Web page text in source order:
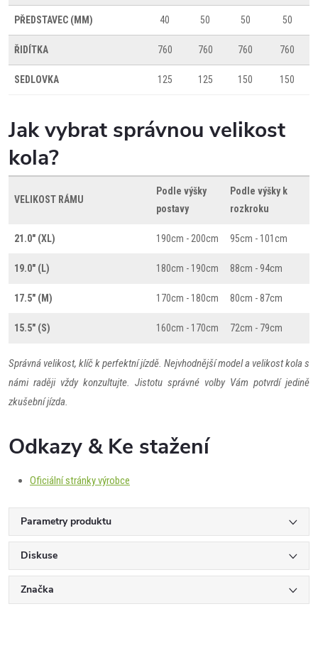
PŘEDSTAVEC (MM) 40 50 50 50
ŘIDÍTKA 760 760 760 760
SEDLOVKA 125 125 150 150
Jak vybrat správnou velikost
kola?
VELIKOST RÁMU
Podle výšky
postavy
Podle výšky k
rozkroku
21.0" (XL) 190cm - 200cm 95cm - 101cm
19.0" (L) 180cm - 190cm 88cm - 94cm
17.5" (M) 170cm - 180cm 80cm - 87cm
15.5" (S) 160cm - 170cm 72cm - 79cm
Správná velikost, klíč k perfektní jízdě. Nejvhodnější model a velikost kola s
námi raději vždy konzultujte. Jistotu správné volby Vám potvrdí jedině
zkušební jízda.
Odkazy & Ke stažení
Oficiální stránky výrobce
Parametry produktu
Diskuse
Značka